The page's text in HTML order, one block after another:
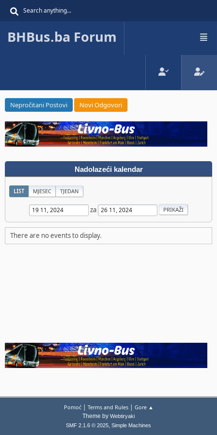
BHBus.ba Forum
Nepročitani Postovi Novi Odgovori
Nadolazeći kalendar
LIST MJESEC TJEDAN
za
There are no events to display.
Pomoć| Terms and Rules| Gore ▲
Theme by Webtiryaki
SMF 2.1.6 © 2025, Simple Machines